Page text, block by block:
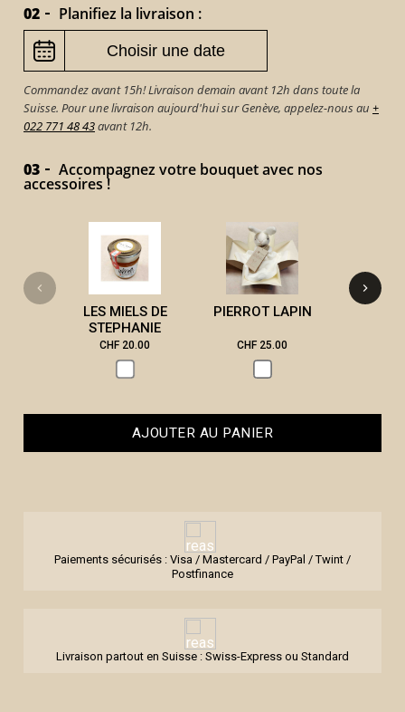
02 Planifiez la livraison :
Commandez avant 15h! Livraison demain avant 12h dans toute la
Suisse. Pour une livraison aujourd'hui sur Genève, appelez-nous au +
022 771 48 43avant 12h.
03 Accompagnez votre bouquet avec nos
accessoires !
LES MIELS DE
STEPHANIE
CHF 20.00
PIERROT LAPIN
CHF 25.00
AJOUTER AU PANIER
Paiements sécurisés : Visa / Mastercard / PayPal / Twint /
Postfinance
Livraison partout en Suisse : Swiss-Express ou Standard